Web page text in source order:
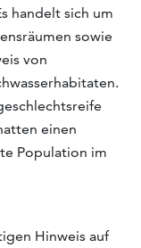
handelt sich um
sowie
von
einen
Population im
Hinweis auf